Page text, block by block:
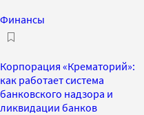
Финансы
Корпорация «Крематорий»:
как работает система
банковского надзора и
ликвидации банков